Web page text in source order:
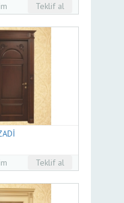
Teklif al
Teklif al